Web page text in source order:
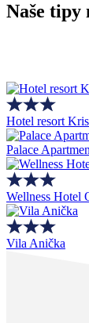
Naše tipy
Hotel resort
Palace
Wellness Hotel
Vila Anička